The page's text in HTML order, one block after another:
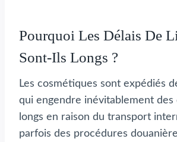
Pourquoi Les Délais De
Sont-Ils Longs ?
Les cosmétiques sont expédiés
qui engendre inévitablement des
longs en raison du transport
parfois des procédures